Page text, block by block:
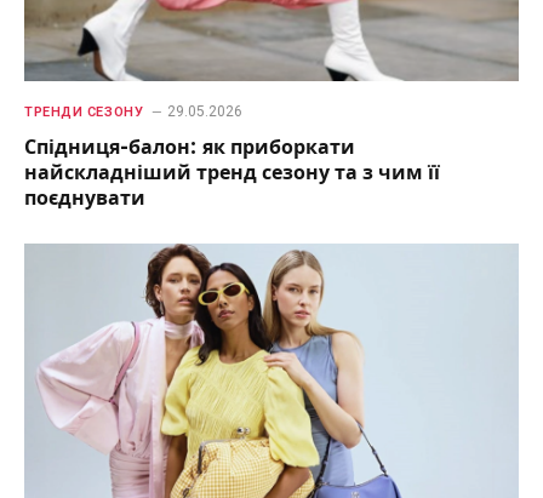
ТРЕНДИ СЕЗОНУ 29.05.2026
Спідниця-балон: як приборкати
найскладніший тренд сезону та з чим її
поєднувати